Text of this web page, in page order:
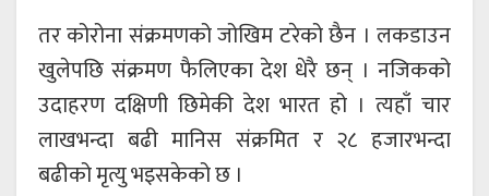
तर कोरोना संक्रमणको जोखिम टरेको छैन । लकडाउन
खुलेपछि संक्रमण फैलिएका देश धेरै छन् । नजिकको
उदाहरण दक्षिणी छिमेकी देश भारत हो । त्यहाँ चार
लाखभन्दा बढी मानिस संक्रमित र २८ हजारभन्दा
बढीको मृत्यु भइसकेको छ ।